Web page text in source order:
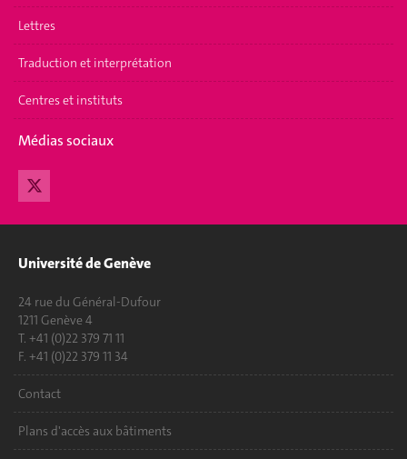
Lettres
Traduction et interprétation
Centres et instituts
Médias sociaux
Université de Genève
24 rue du Général-Dufour
1211 Genève 4
T. +41 (0)22 379 71 11
F. +41 (0)22 379 11 34
Contact
Plans d'accès aux bâtiments